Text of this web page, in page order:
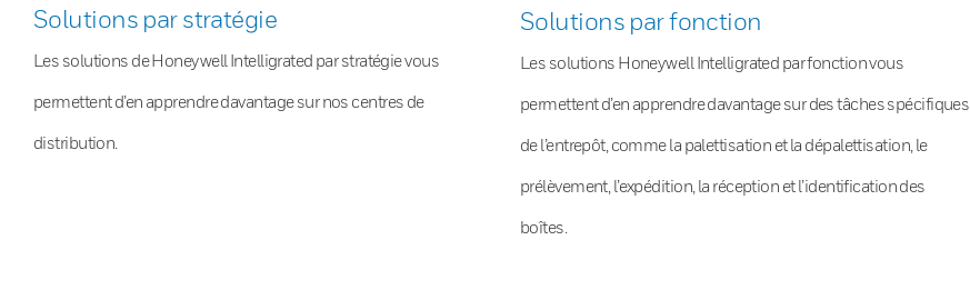
Solutions par stratégie
Les solutions de Honeywell Intelligrated par stratégie vous
permettent d’en apprendre davantage sur nos centres de
distribution.
Solutions par fonction
Les solutions Honeywell Intelligrated par fonction vous
permettent d’en apprendre davantage sur des tâches spécifiques
de l’entrepôt, comme la palettisation et la dépalettisation, le
prélèvement, l’expédition, la réception et l’identification des
boîtes.